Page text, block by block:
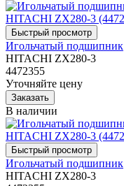
Игольчатый подшипник
HITACHI ZX280-3
4472355
Уточняйте цену
В наличии
Игольчатый подшипник
HITACHI ZX280-3